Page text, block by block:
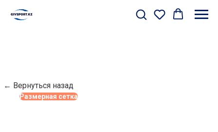
← Вернуться назад
Размерная сетка